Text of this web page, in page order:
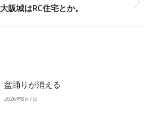
Next
大阪城はRC住宅とか。
盆踊りが消える
2026年8月7日